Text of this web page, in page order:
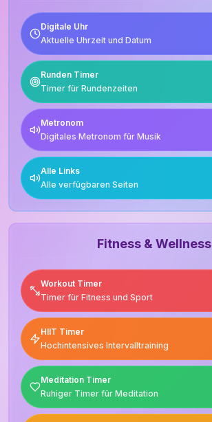
Digitale Uhr
Aktuelle Uhrzeit und Datum
Runden Timer
Timer für Rundenzeiten
Metronom
Digitales Metronom für Musik
Alle Links
Alle verfügbaren Seiten
Fitness & Wellness
Workout Timer
Timer für Fitness und Sport
HIIT Timer
Hochintensives Intervalltraining
Meditation Timer
Ruhiger Timer für Meditation